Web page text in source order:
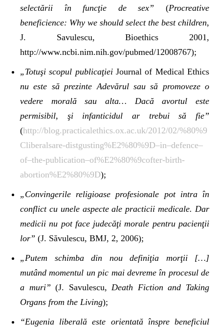
selectării în funcţie de sex” (Procreative
beneficience: Why we should select the best children,
J. Savulescu, Bioethics 2001,
http://www.ncbi.nim.nih.gov/pubmed/12008767);
„Totuşi scopul publicaţieiJournal of Medical Ethics
nu este să prezinte Adevărul sau să promoveze o
vedere morală sau alta… Dacă avortul este
permisibil, şi infanticidul ar trebui să fie”
(http://blog.practicalethics.ox.ac.uk/2012/02/%80%9
Cliberalsare-distgusting%E2%80%9D–in–defence–
of–the-publication–of%E2%80%9cofter-birth-
abortion%E2%80%9D);
„Convingerile religioase profesionale pot intra în
conflict cu unele aspecte ale practicii medicale. Dar
medicii nu pot face judecăţi morale pentru pacienţii
lor” (J. Săvulescu, BMJ, 2, 2006);
„Putem schimba din nou definiţia morţii […]
mutând momentul un pic mai devreme în procesul de
a muri” (J. Savulescu, Death Fiction and Taking
Organs from the Living);
“Eugenia liberală este orientată înspre beneficiul